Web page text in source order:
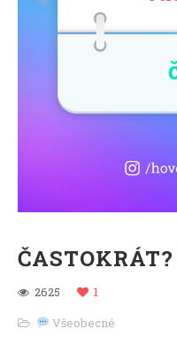
ČASTOKRÁT?
2625
1
Všeobecné